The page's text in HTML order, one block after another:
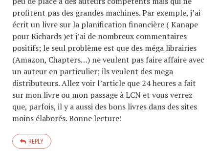
profitent pas des grandes machines. Par exemple, j’ai
écrit un livre sur la planification financière ( Kanape
pour Richards )et j’ai de nombreux commentaires
positifs; le seul problème est que des méga librairies
(Amazon, Chapters…) ne veulent pas faire affaire avec
un auteur en particulier; ils veulent des mega
distributeurs. Allez voir l’article que 24 heures a fait
sur mon livre ou mon passage à LCN et vous verrez
que, parfois, il y a aussi des bons livres dans des sites
moins élaborés. Bonne lecture!
REPLY